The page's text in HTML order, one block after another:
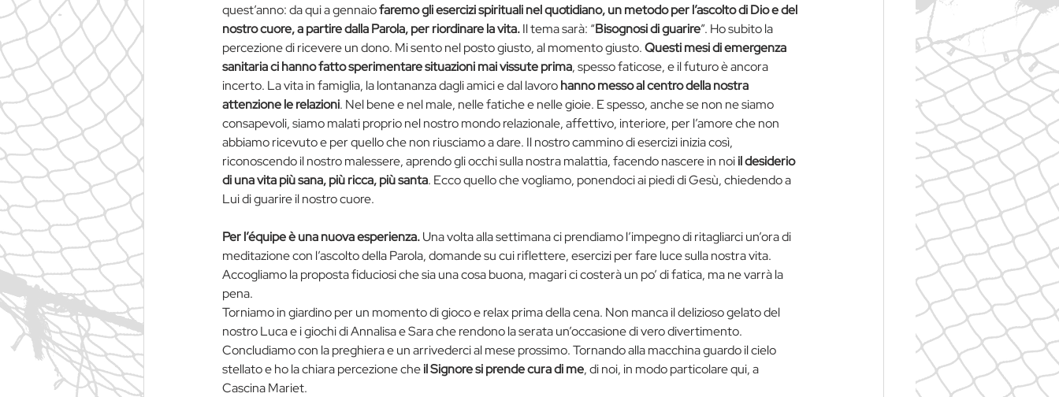
quest’anno: da qui a gennaio faremo gli esercizi spirituali nel quotidiano, un metodo per l’ascolto di Dio e del
nostro cuore, a partire dalla Parola, per riordinare la vita. Il tema sarà: “Bisognosi di guarire”. Ho subito la
percezione di ricevere un dono. Mi sento nel posto giusto, al momento giusto. Questi mesi di emergenza
sanitaria ci hanno fatto sperimentare situazioni mai vissute prima, spesso faticose, e il futuro è ancora
incerto. La vita in famiglia, la lontananza dagli amici e dal lavoro hanno messo al centro della nostra
attenzione le relazioni. Nel bene e nel male, nelle fatiche e nelle gioie. E spesso, anche se non ne siamo
consapevoli, siamo malati proprio nel nostro mondo relazionale, affettivo, interiore, per l’amore che non
abbiamo ricevuto e per quello che non riusciamo a dare. Il nostro cammino di esercizi inizia così,
riconoscendo il nostro malessere, aprendo gli occhi sulla nostra malattia, facendo nascere in noi il desiderio
di una vita più sana, più ricca, più santa. Ecco quello che vogliamo, ponendoci ai piedi di Gesù, chiedendo a
Lui di guarire il nostro cuore.
Per l’équipe è una nuova esperienza. Una volta alla settimana ci prendiamo l’impegno di ritagliarci un’ora di
meditazione con l’ascolto della Parola, domande su cui riflettere, esercizi per fare luce sulla nostra vita.
Accogliamo la proposta fiduciosi che sia una cosa buona, magari ci costerà un po’ di fatica, ma ne varrà la
pena.
Torniamo in giardino per un momento di gioco e relax prima della cena. Non manca il delizioso gelato del
nostro Luca e i giochi di Annalisa e Sara che rendono la serata un’occasione di vero divertimento.
Concludiamo con la preghiera e un arrivederci al mese prossimo. Tornando alla macchina guardo il cielo
stellato e ho la chiara percezione che il Signore si prende cura di me, di noi, in modo particolare qui, a
Cascina Mariet.